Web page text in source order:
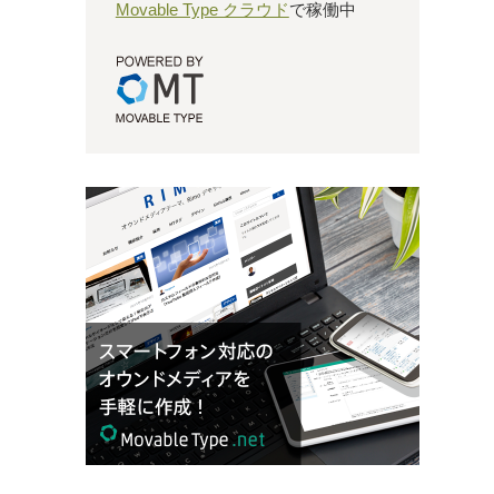
Movable Type クラウドで稼働中